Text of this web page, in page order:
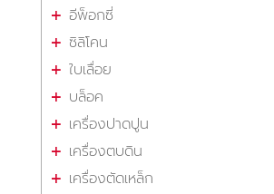
อีพ็อกซี่
ซิลิโคน
ใบเลื่อย
บล็อค
เครื่องปาดปูน
เครื่องตบดิน
เครื่องตัดเหล็ก